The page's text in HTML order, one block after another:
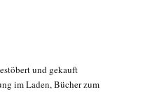
und gekauft
im Laden, Bücher zum